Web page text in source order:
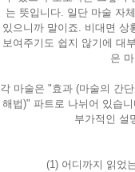
는 뜻입니다. 일단 마술 자
있으니까 말이죠. 비대면 상
보여주기도 쉽지 않기에 대
은
각 마술은 "효과 (마술의 간
해법)" 파트로 나뉘어 있습
부가적인 설
(1) 어디까지 읽었